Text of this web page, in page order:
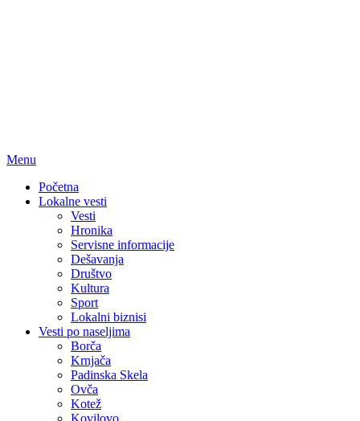
Menu
Početna
Lokalne vesti
Vesti
Hronika
Servisne informacije
Dešavanja
Društvo
Kultura
Sport
Lokalni biznisi
Vesti po naseljima
Borča
Krnjača
Padinska Skela
Ovča
Kotež
Kovilovo